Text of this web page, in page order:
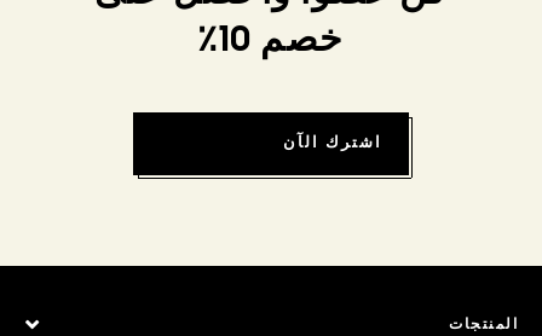
خصم 10٪
اشترك الآن
المنتجات